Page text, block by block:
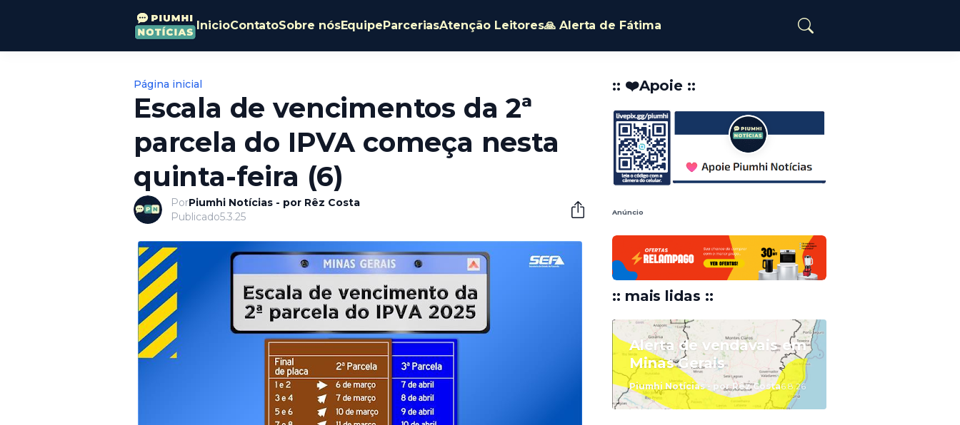
InicioContatoSobre nósEquipeParceriasAtenção Leitores🙏 Alerta de Fátima
Página inicial
Escala de vencimentos da 2ª
parcela do IPVA começa nesta
quinta-feira (6)
PorPiumhi Notícias - por Rêz Costa
Publicado5.3.25
:: ❤️Apoie ::
Anúncio
:: mais lidas ::
Alerta de vendavais em
Minas Gerais
Piumhi Notícias - por Rêz Costa6.8.26